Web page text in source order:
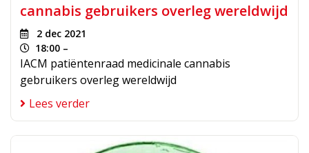
cannabis gebruikers overleg wereldwijd
2 dec 2021
18:00 –
IACM patiëntenraad medicinale cannabis
gebruikers overleg wereldwijd
Lees verder